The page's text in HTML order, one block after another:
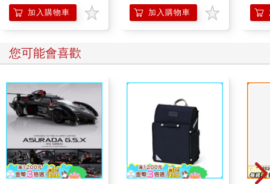
心。人們開始注意到，日本是否也正在重演世界各國極右翼政治
崛起，迎向諸如「讓美國再度偉大」（MAGA）、英國改革黨
（Reform UK）、法國國家陣線（RN）以及德國另類選擇黨
（AfD）的時刻。最近，明確表示「反移民」且呼籲《間諜防止
法》立法的高市早苗當選自民黨黨魁。而目前，本書內文提及、
百萬日圓提高到三千萬日圓。另一方面，地方政府也開始著手於
限制豪華超高樓大廈的投資。
根據今年六月底日本政府統計，居住在日本的中國人首度突破九
十萬人大關，預測在二○二六年有機會超越一百萬人。日本社會對
中國人的觀感日趨嚴苛，不過尚未演變成如美國那樣公開仇恨的
地步。展望未來，日本需要基於統計資料，從長期和戰略視角冷
靜討論「接納移民」的議題。我在最新採訪中了解到，其實在包
加入購物車 加入購物車
您可能會喜歡